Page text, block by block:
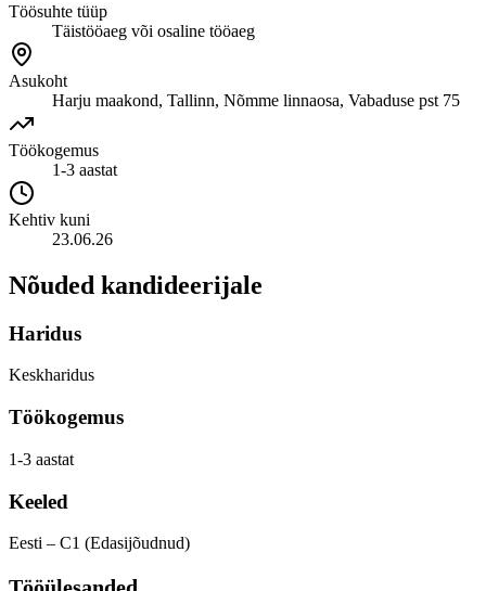
Töösuhte tüüp
Täistööaeg või osaline tööaeg
Asukoht
Harju maakond, Tallinn, Nõmme linnaosa, Vabaduse pst 75
Töökogemus
1-3 aastat
Kehtiv kuni
23.06.26
Nõuded kandideerijale
Haridus
Keskharidus
Töökogemus
1-3 aastat
Keeled
Eesti – C1 (Edasijõudnud)